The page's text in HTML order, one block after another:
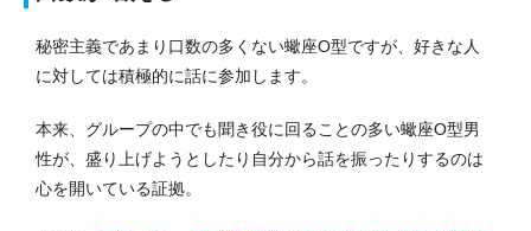
秘密主義であまり口数の多くない蠍座O型ですが、好きな人
に対しては積極的に話に参加します。
本来、グループの中でも聞き役に回ることの多い蠍座O型男
性が、盛り上げようとしたり自分から話を振ったりするのは
心を開いている証拠。